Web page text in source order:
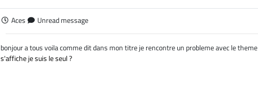
Aces Unread message
bonjour a tous voila comme dit dans mon titre je rencontre un probleme avec le theme
s'affiche je suis le seul ?